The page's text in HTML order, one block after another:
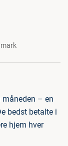
måneden – en
bedst betalte i
hjem hver